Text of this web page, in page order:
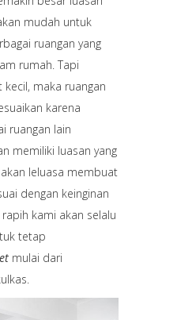
mudah untuk
ruangan yang
rumah. Tapi
maka ruangan
karena
ruangan lain
memiliki luasan yang
leluasa membuat
dengan keinginan
kami akan selalu
tetap
mulai dari